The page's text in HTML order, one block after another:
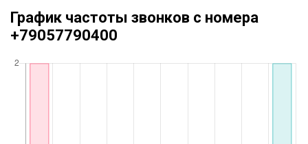
График частоты звонков с номера
+79057790400